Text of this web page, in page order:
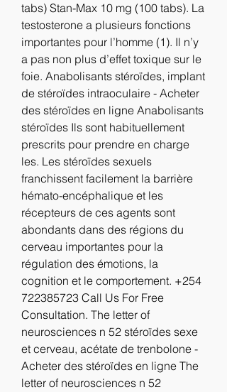
tabs) Stan-Max 10 mg (100 tabs). La
testosterone a plusieurs fonctions
importantes pour l’homme (1). Il n’y
a pas non plus d’effet toxique sur le
foie. Anabolisants stéroïdes, implant
de stéroïdes intraoculaire - Acheter
des stéroïdes en ligne Anabolisants
stéroïdes Ils sont habituellement
prescrits pour prendre en charge
les. Les stéroïdes sexuels
franchissent facilement la barrière
hémato-encéphalique et les
récepteurs de ces agents sont
abondants dans des régions du
cerveau importantes pour la
régulation des émotions, la
cognition et le comportement. +254
722385723 Call Us For Free
Consultation. The letter of
neurosciences n 52 stéroïdes sexe
et cerveau, acétate de trenbolone -
Acheter des stéroïdes en ligne The
letter of neurosciences n 52